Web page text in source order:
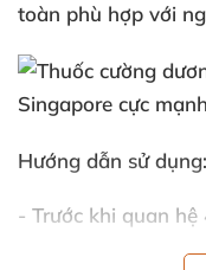
toàn phù hợp với
Hướng dẫn sử dụng:
- Trước khi quan
sẽ có tác